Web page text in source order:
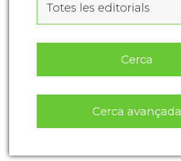
Totes les editorials
Cerca
Cerca avançada